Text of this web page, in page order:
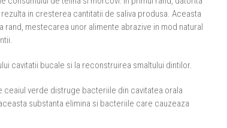
in cresterea cantitatii de saliva produsa. Aceasta
mestecarea unor alimente abrazive in mod natural
cavitatii bucale si la reconstruirea smaltului dintilor.
verde distruge bacteriile din cavitatea orala
substanta elimina si bacteriile care cauzeaza